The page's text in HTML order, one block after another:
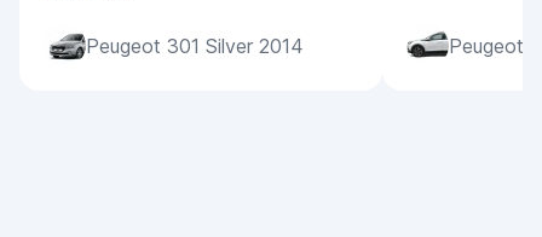
Peugeot 301 Silver 2014 Peugeot